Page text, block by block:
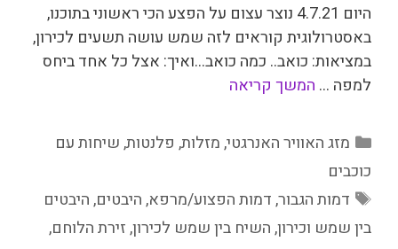
היום 4.7.21 נוצר עצום על הפצע הכי ראשוני בתוכנו,
באסטרולוגית קוראים לזה שמש עושה תשעים לכירון,
במציאות: כואב.. כמה כואב…ואיך: אצל כל אחד ביחס
למפה … המשך קריאה
קטגוריות
מזג האוויר האנרגטי,מזלות, פלנטות,שיחות עם
כוכבים
תגיות
דמות הגבור,דמות הפצוע/מרפא,היבטים,היבטים
בין שמש וכירון,השיח בין שמש לכירון,זירת הלוחם,